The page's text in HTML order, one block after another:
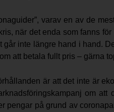
varav en av de
när det enda som fanns
går inte längre hand i hand.
att betala fullt pris – gärna
är att det inte är
om
pengar på grund av